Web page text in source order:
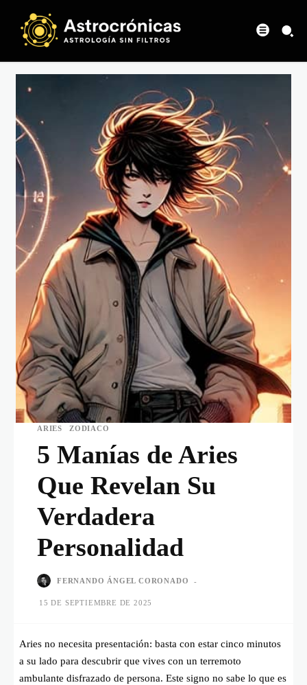
ARIES ZODIACO
5 Manías de Aries
Que Revelan Su
Verdadera
Personalidad
FERNANDO ÁNGEL CORONADO -
15 DE SEPTIEMBRE DE 2025
Aries no necesita presentación: basta con estar cinco minutos
a su lado para descubrir que vives con un terremoto
ambulante disfrazado de persona. Este signo no sabe lo que es